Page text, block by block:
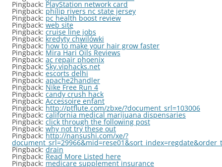
Pingback: PlayStation network card
Pingback: philip rivers nc state jersey
Pingback: pc health boost review
Pingback: web site
Pingback: cruise line jobs
Pingback: kredyty chwilówki
Pingback: how to make your hair grow faster
Pingback: Mira Hari Oils Reviews
Pingback: ac repair phoenix
Pingback: Sky.viphacks.net
Pingback: escorts delhi
Pingback: apache2handler
Pingback: Nike Free Run 4
Pingback: candy crush hack
Pingback: Accessoire enfant
Pingback: http://ptflute.com/zbxe/?document_srl=103006
Pingback: california medical marijuana dispensaries
Pingback: click through the following post
Pingback: why not try these out
Pingback: http://nansushi.com/xe/?
Pingback:drain
Pingback: Read More Listed here
Pingback: medicare supplement insurance